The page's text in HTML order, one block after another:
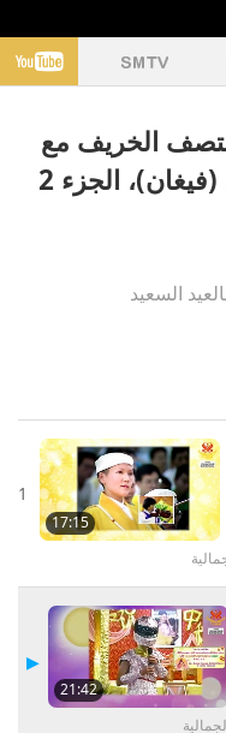
الخريف مع
المعلمة السامية تشينغ هاي (فيغان)، الجزء 2
السعيد
1
17:15
21:42